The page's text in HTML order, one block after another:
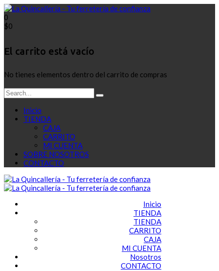
0
$0
El carrito está vacío
No tienes elementos dentro del carrito de compras
Inicio
TIENDA
CAJA
CARRITO
MI CUENTA
SOBRE NOSOTROS
CONTACTO
Inicio
TIENDA
TIENDA
CARRITO
CAJA
MI CUENTA
Nosotros
CONTACTO